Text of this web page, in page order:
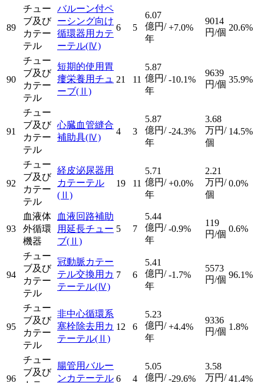
89
チュー
ブ及び
カテー
テル
バルーン付ペ
ーシング向け
循環器用カテ
ーテル(Ⅳ)
6 5
6.07
億円/
年
+7.0%
9014
円/個 20.6%
90
チュー
ブ及び
カテー
テル
短期的使用胃
瘻栄養用チュ
ーブ(Ⅱ)
21 11
5.87
億円/
年
-10.1%
9639
円/個 35.9%
91
チュー
ブ及び
カテー
テル
心臓血管縫合
補助具(Ⅳ)
4 3
5.87
億円/
年
-24.3%
3.68
万円/
個
14.5%
92
チュー
ブ及び
カテー
テル
経皮泌尿器用
カテーテル
(Ⅱ)
19 11
5.71
億円/
年
+0.0%
2.21
万円/
個
0.0%
93
血液体
外循環
機器
血液回路補助
用延長チュー
ブ(Ⅱ)
5 7
5.44
億円/
年
-0.9%
119
円/個
0.6%
94
チュー
ブ及び
カテー
テル
冠動脈カテー
テル交換用カ
テーテル(Ⅳ)
7 6
5.41
億円/
年
-1.7%
5573
円/個 96.1%
95
チュー
ブ及び
カテー
テル
非中心循環系
塞栓除去用カ
テーテル(Ⅱ)
12 6
5.23
億円/
年
+4.4%
9336
円/個 1.8%
96
チュー
ブ及び
腸管用バルー
ンカテーテル 6 4
5.05
億円/ -29.6%
3.58
万円/ 41.4%